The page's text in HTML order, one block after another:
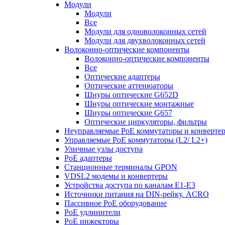
Модули
Модули
Все
Модули для одноволоконных сетей
Модули для двухволоконных сетей
Волоконно-оптические компоненты
Волоконно-оптические компоненты
Все
Оптические адаптеры
Оптические аттенюаторы
Шнуры оптические G652D
Шнуры оптические монтажные
Шнуры оптические G657
Оптические циркуляторы, фильтры
Неуправляемые PoE коммутаторы и
Управляемые PoE коммутаторы (L2/ L2+)
Уличные узлы доступа
PoE адаптеры
Станционные терминалы GPON
VDSL2 модемы и конвертеры
Устройства доступа по каналам E1-E3
Источники питания на DIN-рейку. ACRO
Пассивное PoE оборудование
PoE удлинители
PoE инжекторы